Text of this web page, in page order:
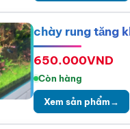
chày rung tăng
650.000VND
Còn hàng
Xem sản phẩm→